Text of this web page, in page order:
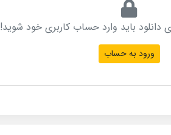
دانلود باید وارد حساب کاربری خود شوید!
ورود به حساب